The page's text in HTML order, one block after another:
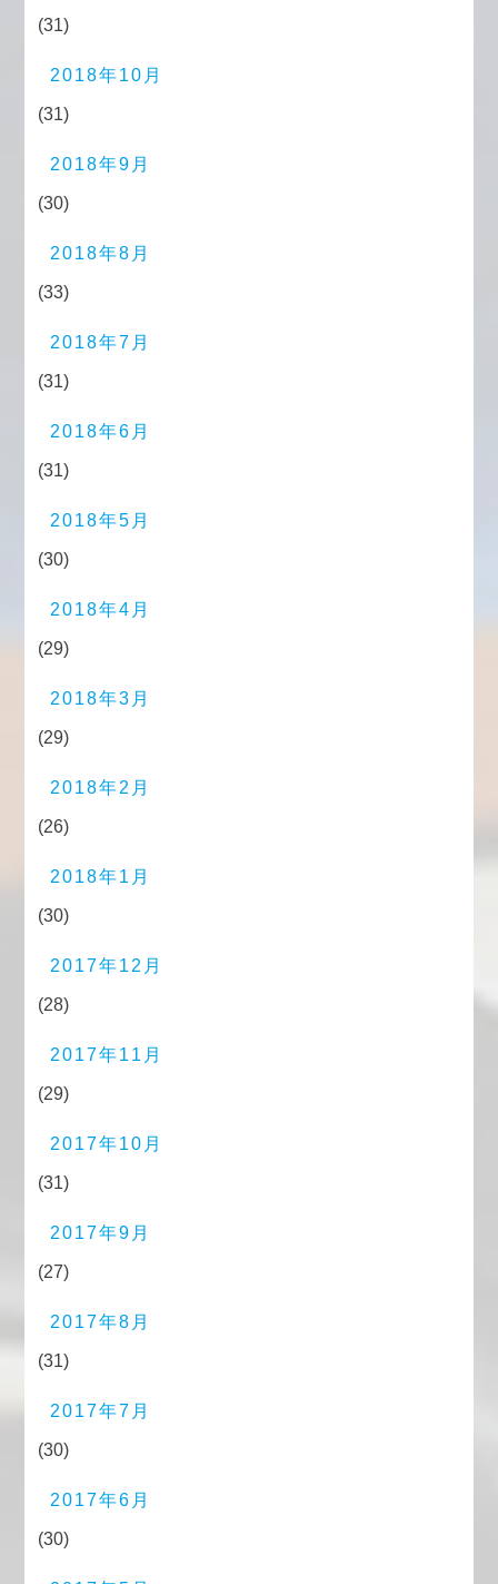
(31)
2018年10月
(31)
2018年9月
(30)
2018年8月
(33)
2018年7月
(31)
2018年6月
(31)
2018年5月
(30)
2018年4月
(29)
2018年3月
(29)
2018年2月
(26)
2018年1月
(30)
2017年12月
(28)
2017年11月
(29)
2017年10月
(31)
2017年9月
(27)
2017年8月
(31)
2017年7月
(30)
2017年6月
(30)